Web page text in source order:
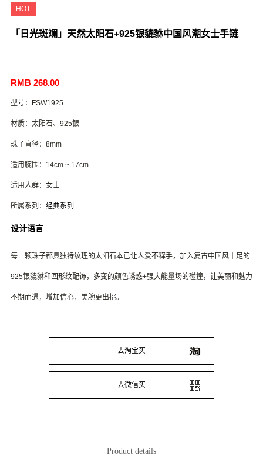
HOT
「日光斑斓」天然太阳石+925银貔貅中国风潮女士手链
RMB 268.00
型号：FSW1925
材质：太阳石、925银
珠子直径：8mm
适用腕围：14cm ~ 17cm
适用人群：女士
所属系列： 经典系列
设计语言
每一颗珠子都具独特纹理的太阳石本已让人爱不释手，加入复古中国风十足的
925银貔貅和回形纹配饰，多变的颜色诱惑+强大能量场的碰撞，让美丽和魅力
不期而遇，增加信心，美腕更出挑。
去淘宝买
去微信买
Product details